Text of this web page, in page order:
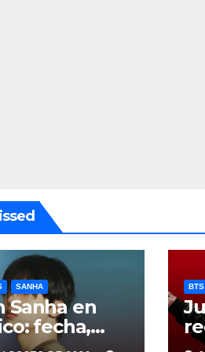
SANHA
Sanha en
fecha,
y boletos
BTS